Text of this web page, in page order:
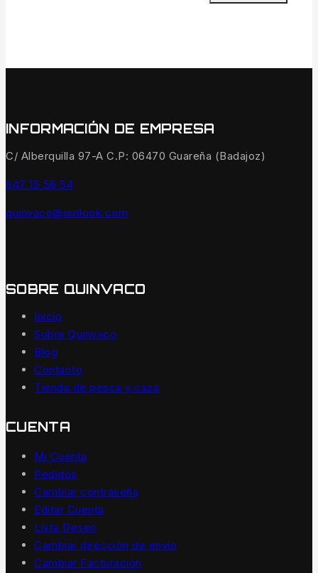
INFORMACIÓN DE EMPRESA
C/ Alberquilla 97-A C.P: 06470 Guareña (Badajoz)
647 15 56 54
quinvaco@outlook.com
SOBRE QUINVACO
Inicio
Sobre Quinvaco
Blog
Contacto
Tienda de pesca y caza
CUENTA
Mi Cuenta
Pedidos
Cambiar contraseña
Editar Cuenta
Lista Deseo
Cambiar dirección de envío
Cambiar Facturación